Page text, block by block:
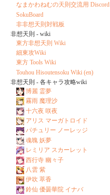
なまかわねむの天則交流用 Discord
SokuBoard
非非想天則対戦板
非想天則 - wiki
東方非想天則 Wiki
細東攻Wiki
東方 Tools Wiki
Touhou Hisoutensoku Wiki (en)
非想天則 - 各キャラ攻略wiki
博麗 霊夢
霧雨 魔理沙
十六夜 咲夜
アリス マーガトロイド
パチュリー ノーレッジ
魂魄 妖夢
レミリア スカーレット
西行寺 幽々子
八雲 紫
伊吹 萃香
鈴仙 優曇華院 イナバ